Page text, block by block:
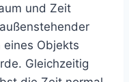
und Zeit
Objekts
Gleichzeitig